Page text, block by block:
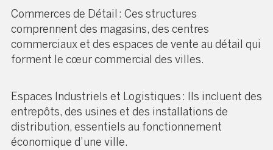
Commerces de Détail : Ces structures
comprennent des magasins, des centres
commerciaux et des espaces de vente au détail qui
forment le cœur commercial des villes.
Espaces Industriels et Logistiques : Ils incluent des
entrepôts, des usines et des installations de
distribution, essentiels au fonctionnement
économique d’une ville.